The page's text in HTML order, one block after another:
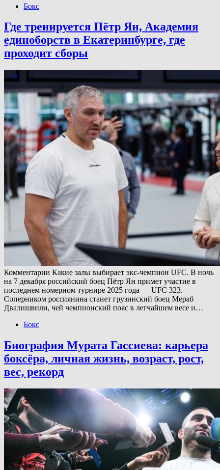
Бокс
Где тренируется Пётр Ян, Академия
единоборств в Екатеринбурге, где
проходит сборы
Комментарии Какие залы выбирает экс-чемпион UFC. В ночь
на 7 декабря российский боец Пётр Ян примет участие в
последнем номерном турнире 2025 года — UFC 323.
Соперником россиянина станет грузинский боец Мераб
Двалишвили, чей чемпионский пояс в легчайшем весе и…
Бокс
Биография Мурата Гассиева: карьера
боксёра, личная жизнь, возраст, рост,
вес, рекорд